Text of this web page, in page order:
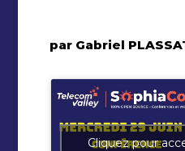
par Gabriel
Cliquez pour